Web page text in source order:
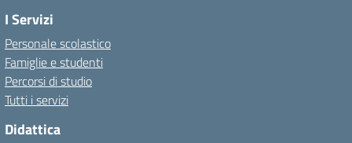
I Servizi
Personale scolastico
Famiglie e studenti
Percorsi di studio
Tutti i servizi
Didattica